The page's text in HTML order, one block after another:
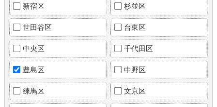
新宿区 杉並区
世田谷区 台東区
中央区 千代田区
豊島区 中野区
練馬区 文京区